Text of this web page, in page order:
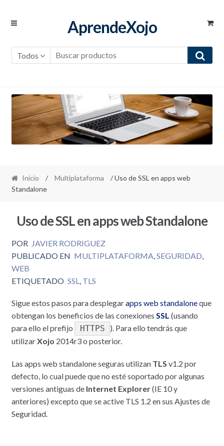
Ir a la navegación
Ir al contenido AprendeXojo
Todos
Inicio / Multiplataforma
/ Uso de SSL en apps web
Standalone
Uso de SSL en apps web Standalone
POR JAVIER RODRIGUEZ
PUBLICADO EN MULTIPLATAFORMA,SEGURIDAD,
WEB
ETIQUETADO SSL, TLS
Sigue estos pasos para desplegarapps web standaloneque
obtengan los beneficios de las conexiones SSL (usando
para ello el prefijo
HTTPS
). Para ello tendrás que
utilizarXojo 2014r3 o posterior.
Las apps web standalone seguras utilizan TLS v1.2 por
defecto, lo cual puede que no esté soportado por algunas
versiones antiguas de Internet Explorer(IE 10 y
anteriores) excepto que se active TLS 1.2 en sus Ajustes de
Seguridad.